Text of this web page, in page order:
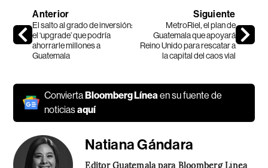
Anterior
El salto al grado de inversión:
el ‘upgrade’ que podría
ahorrarle millones a
Guatemala
Siguiente
MetroRiel, el plan de
Guatemala que apoyará
Reino Unido para rescatar a
la capital del caos vial
ConviertaBloomberg Línea en su fuente de
noticiasaquí
Natiana Gándara
Editor Guatemala para Bloomberg Línea